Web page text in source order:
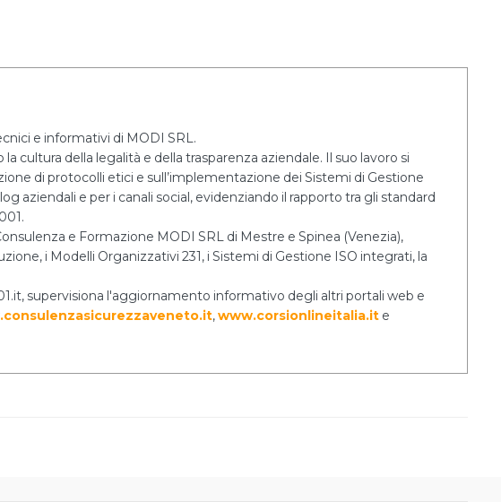
e informativi di MODI SRL.
cultura della legalità e della trasparenza aziendale. Il suo lavoro si
di protocolli etici e sull’implementazione dei Sistemi di Gestione
aziendali e per i canali social, evidenziando il rapporto tra gli standard
e Formazione MODI SRL di Mestre e Spinea (Venezia),
i Modelli Organizzativi 231, i Sistemi di Gestione ISO integrati, la
supervisiona l'aggiornamento informativo degli altri portali web e
,www.corsionlineitalia.it e